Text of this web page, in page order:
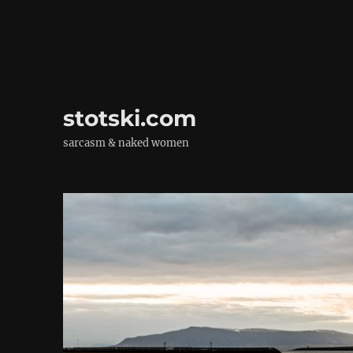
stotski.com
sarcasm & naked women